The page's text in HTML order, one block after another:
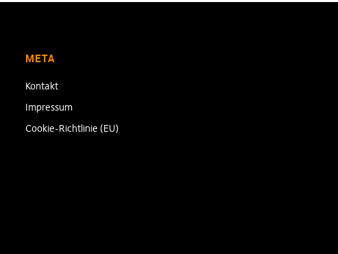
META
Kontakt
Impressum
Cookie-Richtlinie (EU)